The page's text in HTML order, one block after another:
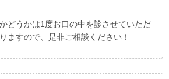
どうかは1度お口の中を診させていただ
ますので、是非ご相談ください！